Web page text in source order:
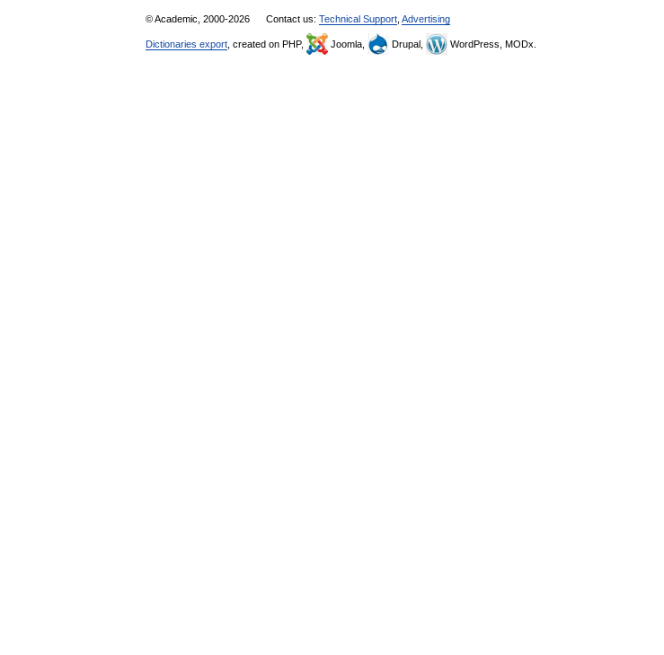
© Academic, 2000-2026 Contact us: Technical Support Advertising
Dictionaries export , created on PHP, Joomla, Drupal, WordPress, MODx.